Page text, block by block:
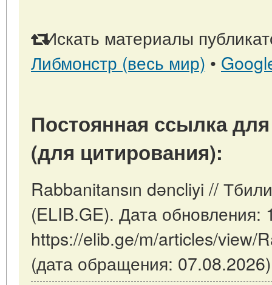
Искать материалы
Либмонстр (весь мир) •
Постоянная ссылка
(для цитирования):
Rabbanitansın dəncliyi //
(ELIB.GE). Дата обновления:
https://elib.ge/m/articles/view/
(дата обращения: